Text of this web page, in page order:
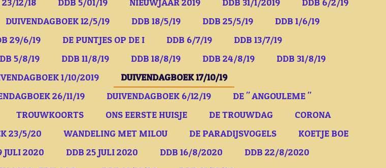
23/12/18 DDB 5/01/19 NIEUWJAAR 2019 DDB 31/1/2019
DDB 6/2/19
DUIVENDAGBOEK 12/5/19 DDB 18/5/19 DDB 25/5/19
DDB 1/6/19
29/6/19 DE PUNTJES OP DE I DDB 6/7/19
DDB 13/7/19
5/8/19 DDB 11/8/19 DDB 18/8/19 DDB 24/8/19
DDB 31/8/19
1/10/2019
DUIVENDAGBOEK 17/10/19
26/11/19 DUIVENDAGBOEK 6/12/19
DE " ANGOULEME "
TROUWKOORTS ONS EERSTE HUISJE DE TROUWDAG
CORONA
23/5/20 WANDELING MET MILOU DE PARADIJSVOGELS
KOETJE BOE
JULI 2020 DDB 25 JULI 2020 DDB 16/8/2020
DDB 22/8/2020